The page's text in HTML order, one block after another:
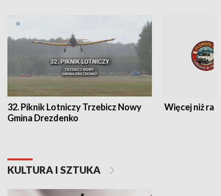
32. Piknik Lotniczy Trzebicz Nowy
Gmina Drezdenko
Więcej niż rajd
KULTURA I SZTUKA